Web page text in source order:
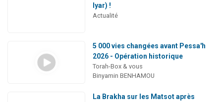
Iyar) !
Actualité
5 000 vies changées avant Pessa'h
2026 - Opération historique
Torah-Box & vous
Binyamin BENHAMOU
La Brakha sur les Matsot après